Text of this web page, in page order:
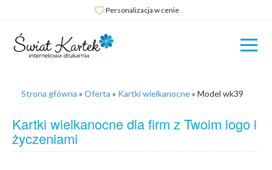
Personalizacja w cenie
Strona główna » Oferta » Kartki wielkanocne» Model wk39
Kartki wielkanocne dla firm z Twoim logo i
życzeniami